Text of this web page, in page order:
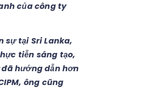
của công ty
sự tại Sri Lanka,
tiễn sáng tạo,
hướng dẫn hơn
ông cũng